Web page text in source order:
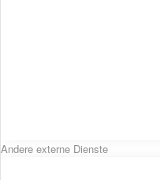
Andere externe Dienste